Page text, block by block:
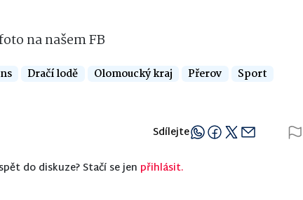
na našem FB
Dračí lodě Olomoucký kraj Přerov
Sport
Sdílejte
do diskuze? Stačí se jen přihlásit.